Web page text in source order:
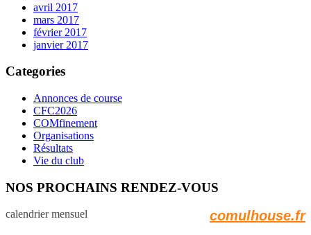
avril 2017
mars 2017
février 2017
janvier 2017
Categories
Annonces de course
CFC2026
COMfinement
Organisations
Résultats
Vie du club
NOS PROCHAINS RENDEZ-VOUS
comulhouse.fr
calendrier mensuel